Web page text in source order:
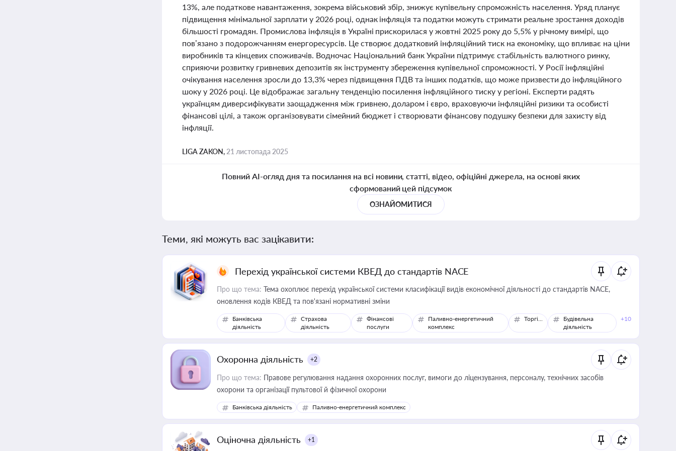
13%, але податкове навантаження, зокрема військовий збір, знижує купівельну спроможність населення. Уряд планує
підвищення мінімальної зарплати у 2026 році, однак інфляція та податки можуть стримати реальне зростання доходів
більшості громадян. Промислова інфляція в Україні прискорилася у жовтні 2025 року до 5,5% у річному вимірі, що
пов’язано з подорожчанням енергоресурсів. Це створює додатковий інфляційний тиск на економіку, що впливає на ціни
виробників та кінцевих споживачів. Водночас Національний банк України підтримує стабільність валютного ринку,
сприяючи розвитку гривневих депозитів як інструменту збереження купівельної спроможності. У Росії інфляційні
очікування населення зросли до 13,3% через підвищення ПДВ та інших податків, що може призвести до інфляційного
шоку у 2026 році. Це відображає загальну тенденцію посилення інфляційного тиску у регіоні. Експерти радять
українцям диверсифікувати заощадження між гривнею, доларом і євро, враховуючи інфляційні ризики та особисті
фінансові цілі, а також організовувати сімейний бюджет і створювати фінансову подушку безпеки для захисту від
інфляції.
LIGA ZAKON, 21 листопада 2025
Повний AI-огляд дня та посилання на всі новини, статті, відео, офіційні джерела, на основі яких
сформований цей підсумок
ОЗНАЙОМИТИСЯ
Теми, які можуть вас зацікавити:
Перехід української системи КВЕД до стандартів NACE
Про що тема: Тема охоплює перехід української системи класифікації видів економічної діяльності до стандартів NACE,
оновлення кодів КВЕД та пов'язані нормативні зміни
Банківська
діяльність
Страхова
діяльність
Фінансові
послуги
Паливно-енергетичний
комплекс
Торгівля
Будівельна
діяльність
+10
Охоронна діяльність +2
Про що тема: Правове регулювання надання охоронних послуг, вимоги до ліцензування, персоналу, технічних засобів
охорони та організації пультової й фізичної охорони
Банківська діяльність Паливно-енергетичний комплекс
Оціночна діяльність +1